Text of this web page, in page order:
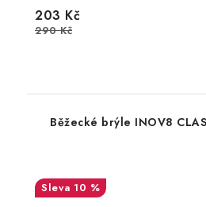
203 Kč
290 Kč
Běžecké brýle INOV8
10 %